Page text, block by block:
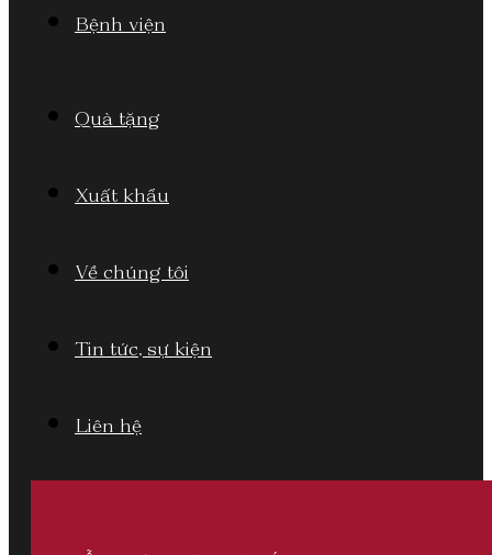
Bệnh viện
Quà tặng
Xuất khẩu
Về chúng tôi
Tin tức, sự kiện
Liên hệ